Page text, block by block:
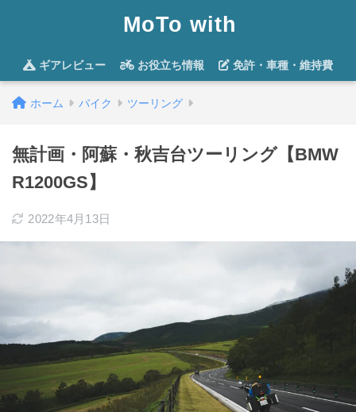
MoTo with
ギアレビュー お役立ち情報 免許・車種・維持費
ホーム バイク ツーリング
無計画・阿蘇・秋吉台ツーリング【BMW
R1200GS】
2022年4月13日